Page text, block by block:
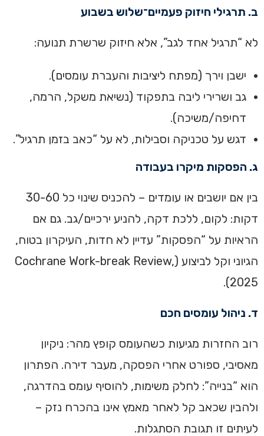
ב. תרגילי חיזוק פעמיים־שלוש בשבוע
לא “תרגיל אחד לגב”, אלא חיזוק שרשרת תנועה:
ישבן וירך (מפתח ליציבות והעברת עומסים).
גב ושרירי ליבה בתפקוד (נשיאת משקל, הרמה,
דחיפה/משיכה).
דגש על טכניקה וסבילות, לא על “כאב בזמן תרגיל”.
ג. הפסקות מיקרו בעבודה
בין אם יושבים או עומדים – להכניס שינוי כל 30-60
דקות: לקום, ללכת דקה, להניע ירכיים/גב. גם אם
הראיות על “הפסקות” עדיין לא חדות, העיקרון בטוח,
הגיוני וקל לביצוע (Cochrane Work-break Review,
2025).
ד. ניהול עומסים חכם
רוב החזרות מגיעות כשהעומס קופץ מהר: ניקיון
מאסיבי, ספורט אחרי הפסקה, מעבר דירה. הפתרון
הוא “בנייה”: לחלק משימות, להוסיף עומס בהדרגה,
ולהבין שכאב קל לאחר מאמץ אינו בהכרח נזק –
לעיתים זו תגובת הסתגלות.